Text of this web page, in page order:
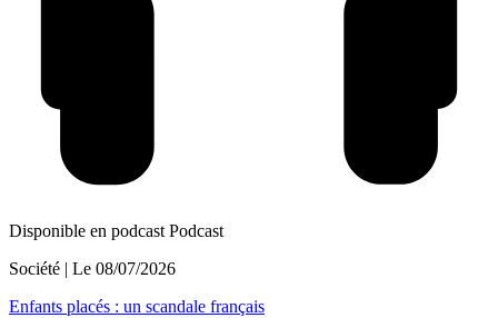
Disponible en podcast Podcast
Société | Le 08/07/2026
Enfants placés : un scandale français